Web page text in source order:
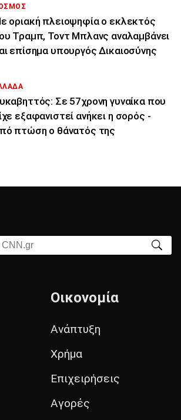
οριακή πλειοψηφία ο εκλεκτός
Τραμπ, Τοντ Μπλανς αναλαμβάνει
επίσημα υπουργός Δικαιοσύνης
Σε 57χρονη γυναίκα που
εξαφανιστεί ανήκει η σορός -
πτώση ο θάνατός της
Οικονομία
Ανάπτυξη
Χρήμα
Επιχειρήσεις
Αγορές